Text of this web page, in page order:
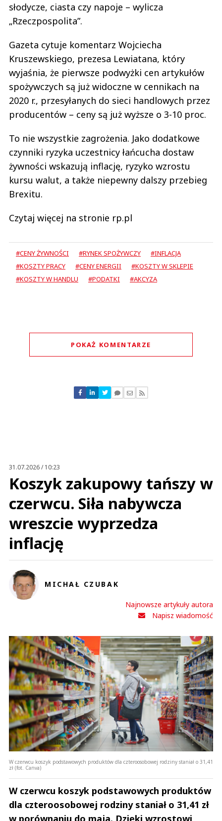
słodycze, ciasta czy napoje – wylicza
„Rzeczpospolita”.
Gazeta cytuje komentarz Wojciecha
Kruszewskiego, prezesa Lewiatana, który
wyjaśnia, że pierwsze podwyżki cen artykułów
spożywczych są już widoczne w cennikach na
2020 r., przesyłanych do sieci handlowych przez
producentów – ceny są już wyższe o 3-10 proc.
To nie wszystkie zagrożenia. Jako dodatkowe
czynniki ryzyka uczestnicy łańcucha dostaw
żywności wskazują inflację, ryzyko wzrostu
kursu walut, a także niepewny dalszy przebieg
Brexitu.
Czytaj więcej na stronie rp.pl
#CENY ŻYWNOŚCI #RYNEK SPOŻYWCZY
#INFLACJA
#KOSZTY PRACY
#CENY ENERGII
#KOSZTY W SKLEPIE
#KOSZTY W HANDLU
#PODATKI #AKCYZA
POKAŻ KOMENTARZE
Nie znaleziono komentarzy
Zostaw swoje komentarze
31.07.2026 / 10:23
Koszyk zakupowy tańszy w
czerwcu. Siła nabywcza
wreszcie wyprzedza
inflację
MICHAŁ CZUBAK
Najnowsze artykuły autora
Napisz wiadomość
W czerwcu koszyk podstawowych produktów dla czteroosobowej rodziny staniał o 31,41
zł (fot. Canva)
W czerwcu koszyk podstawowych produktów
dla czteroosobowej rodziny staniał o 31,41 zł
w porównaniu do maja. Dzięki wzrostowi